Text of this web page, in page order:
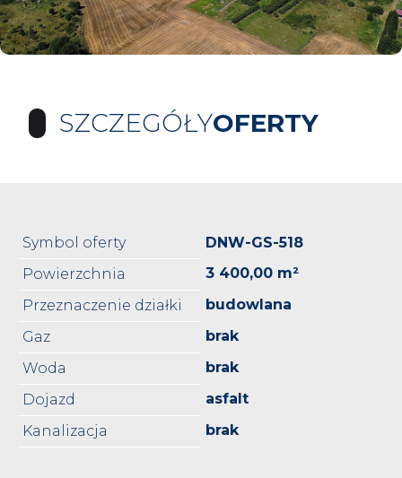
SZCZEGÓŁYOFERTY
Symbol oferty
DNW-GS-518
Powierzchnia
3 400,00 m²
Przeznaczenie działki
budowlana
Gaz
brak
Woda
brak
Dojazd
asfalt
Kanalizacja
brak